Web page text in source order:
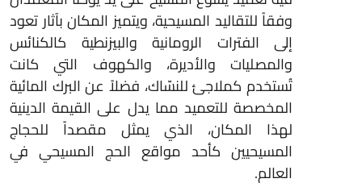
وفقاً للتقاليد المسيحية، ويتميز المكان بآثار تعود
إلى الفترات الرومانية والبيزنطية كالكنائس
والمصليات والأديرة، والكهوف التي كانت
تُستخدم كملاجئ للنسّاك، فضلاً عن البرك المائية
المخصصة للتعميد مما يدل على القيمة الدينية
لهذا المكان، الذي يمثل مقصداً للحجاج
المسيحيين كأحد مواقع الحج المسيحي في
العالم.